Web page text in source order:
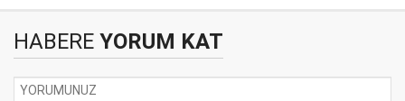
HABERE YORUM KAT